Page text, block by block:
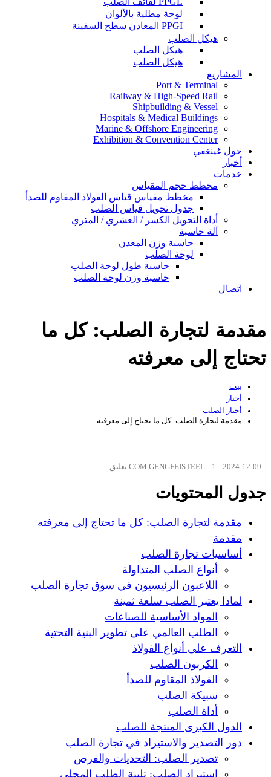
لوحة مطلية بالألوان
PPGI المعادن سطح السفينة
هيكل الصلب
هيكل الصلب
هيكل الصلب
المشاريع
Port & Terminal
Railway & High-Speed Rail
Shipbuilding & Vessel
Hospitals & Medical Buildings
Marine & Offshore Engineering
Exhibition & Convention Center
حول غينغفي
أخبار
خدمات
مخطط حجم المقياس
مخطط مقياس قياس الفولاذ المقاوم للصدأ
جدول تحويل قياس الصلب
أداة التحويل الكسر / العشري / المتري
آلة حاسبة
حاسبة وزن المعدن
لوحة الصلب
حاسبة طول لوحة الصلب
حاسبة وزن لوحة الصلب
اتصال
مقدمة لتجارة الصلب: كل ما
تحتاج إلى معرفته
بيت
أخبار
أخبار الصلب
مقدمة لتجارة الصلب: كل ما تحتاج إلى معرفته
2024-12-09
COM.GENGFEISTEEL 1 تعليق
جدول المحتويات
مقدمة لتجارة الصلب: كل ما تحتاج إلى معرفته
مقدمة
أساسيات تجارة الصلب
أنواع الصلب المتداولة
اللاعبون الرئيسيون في سوق تجارة الصلب
لماذا يعتبر الصلب سلعة ثمينة
المواد الأساسية للصناعات
الطلب العالمي على تطوير البنية التحتية
التعرف على أنواع الفولاذ
الكربون الصلب
الفولاذ المقاوم للصدأ
سبيكة الصلب
أداة الصلب
الدول الكبرى المنتجة للصلب
دور التصدير والاستيراد في تجارة الصلب
تصدير الصلب: التحديات والفرص
استيراد الصلب: تلبية الطلب المحلي